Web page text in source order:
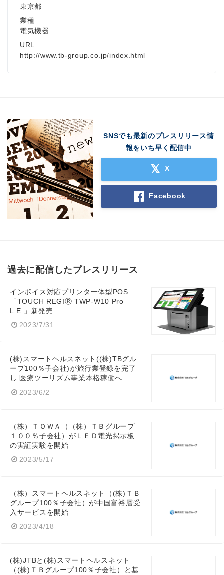
東京都
業種
電気機器
URL
http://www.tb-group.co.jp/index.html
SNSでも最新のプレスリリース情
報をいち早く配信中
X
Facebook
過去に配信したプレスリリース
インボイス対応プリンタ一体型POS
「TOUCH REGIⓇ TWP-W10 Pro
L.E.」新発売
2023/7/31
(株)スマートヘルスネット((株)TBグル
ープ100％子会社)が旅行業登録を完了
し 医療ツーリズム事業本格稼働へ
2023/6/2
（株）ＴＯＷＡ（（株）ＴＢグループ
１００％子会社）がＬＥＤ電光掲示板
の実証実験を開始
2023/5/17
（株）スマートヘルスネット（(株)ＴＢ
グループ100％子会社）が中国富裕層受
入サービスを開始
2023/4/18
(株)JTBと(株)スマートヘルスネット
（(株)ＴＢグループ100％子会社）と基